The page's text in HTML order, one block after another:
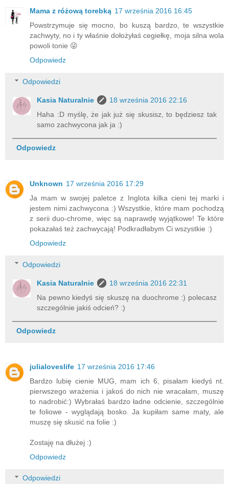
Mama z różową torebką 17 września 2016 16:45
Powstrzymuje się mocno, bo kuszą bardzo, te wszystkie
zachwyty, no i ty właśnie dołożyłaś cegiełkę, moja silna wola
powoli tonie 😜
Odpowiedz
Odpowiedzi
Kasia Naturalnie
18 września 2016 22:16
Haha :D myślę, że jak już się skusisz, to będziesz tak
samo zachwycona jak ja :)
Odpowiedz
Unknown 17 września 2016 17:29
Ja mam w swojej paletce z Inglota kilka cieni tej marki i
jestem nimi zachwycona :) Wszystkie, które mam pochodzą
z serii duo-chrome, więc są naprawdę wyjątkowe! Te które
pokazałaś też zachwycają! Podkradłabym Ci wszystkie :)
Odpowiedz
Odpowiedzi
Kasia Naturalnie
18 września 2016 22:31
Na pewno kiedyś się skuszę na duochrome :) polecasz
szczególnie jakiś odcień? :)
Odpowiedz
julialoveslife 17 września 2016 17:46
Bardzo lubię cienie MUG, mam ich 6, pisałam kiedyś nt.
pierwszego wrażenia i jakoś do nich nie wracałam, muszę
to nadrobić:) Wybrałaś bardzo ładne odcienie, szczególnie
te foliowe - wyglądają bosko. Ja kupiłam same maty, ale
muszę się skusić na folie :)
Zostaję na dłużej :)
Odpowiedz
Odpowiedzi